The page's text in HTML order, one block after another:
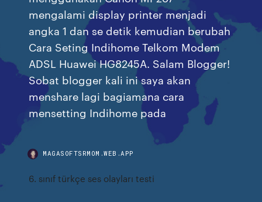
mengalami display printer menjadi
angka 1 dan se detik kemudian berubah
Cara Seting Indihome Telkom Modem
ADSL Huawei HG8245A. Salam Blogger!
Sobat blogger kali ini saya akan
menshare lagi bagiamana cara
mensetting Indihome pada
MAGASOFTSRMOM.WEB.APP
6. sınıf türkçe ses olayları testi